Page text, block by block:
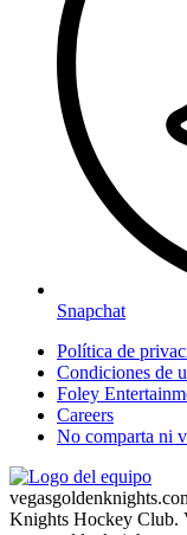
Snapchat
Política de
Condiciones de
Foley
Careers
No comparta ni
Knights Hockey Club.